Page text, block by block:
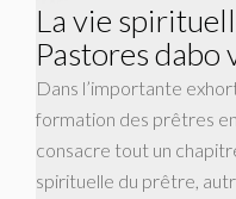
La vie
Pastores dabo
Dans l’importante
formation des prêtres
consacre tout un
spirituelle du prêtre,